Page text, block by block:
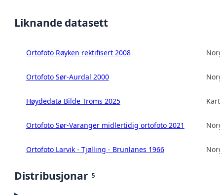
Liknande datasett
Ortofoto Røyken rektifisert 2008
Ortofoto Sør-Aurdal 2000
Høydedata Bilde Troms 2025
Ortofoto Sør-Varanger midlertidig ortofoto 2021
Ortofoto Larvik - Tjølling - Brunlanes 1966
Distribusjonar 5